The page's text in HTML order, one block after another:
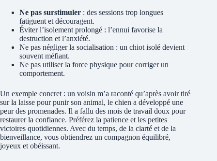
Ne pas surstimuler : des sessions trop longues
fatiguent et découragent.
Éviter l’isolement prolongé : l’ennui favorise la
destruction et l’anxiété.
Ne pas négliger la socialisation : un chiot isolé devient
souvent méfiant.
Ne pas utiliser la force physique pour corriger un
comportement.
Un exemple concret : un voisin m’a raconté qu’après avoir tiré
sur la laisse pour punir son animal, le chien a développé une
peur des promenades. Il a fallu des mois de travail doux pour
restaurer la confiance. Préférez la patience et les petites
victoires quotidiennes. Avec du temps, de la clarté et de la
bienveillance, vous obtiendrez un compagnon équilibré,
joyeux et obéissant.